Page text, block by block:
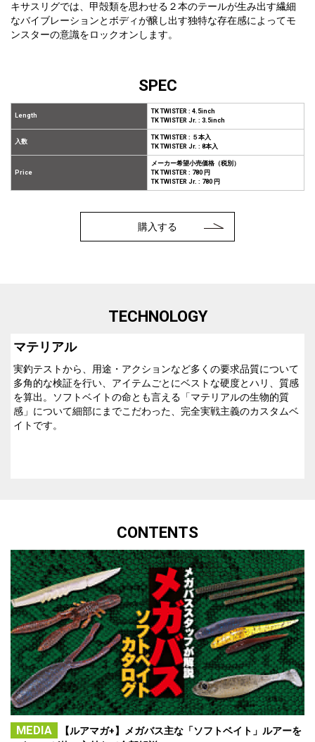
キサスリグでは、甲殻類を思わせる２本のテールが生み出す繊細
なバイブレーションとボディが醸し出す独特な存在感によってモ
ンスターの意識をロックオンします。
SPEC
Length
TK TWISTER : 4.5inch
TK TWISTER Jr. : 3.5inch
入数
TK TWISTER : ５本入
TK TWISTER Jr. : 8本入
Price
メーカー希望小売価格（税別）
TK TWISTER : 780 円
TK TWISTER Jr. : 780 円
購入する
TECHNOLOGY
マテリアル
実釣テストから、用途・アクションなど多くの要求品質について
多角的な検証を行い、アイテムごとにベストな硬度とハリ、質感
を算出。ソフトベイトの命とも言える「マテリアルの生物的質
感」について細部にまでこだわった、完全実戦主義のカスタムベ
イトです。
CONTENTS
MEDIA
【ルアマガ+】メガバス主な「ソフトベイト」ルアーを